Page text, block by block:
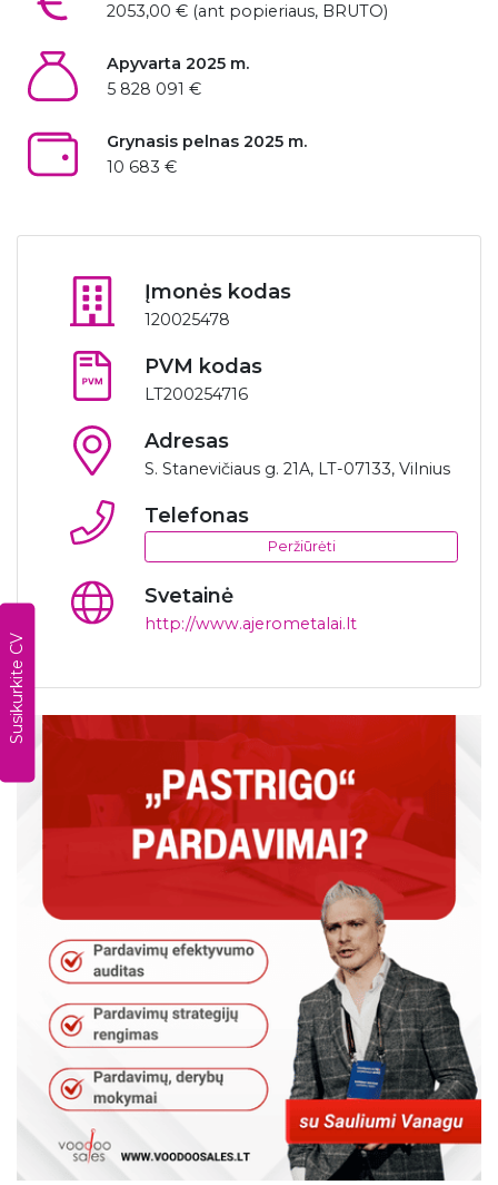
Susikurkite CV
2053,00 € (ant popieriaus, BRUTO)
Apyvarta 2025 m.
5 828 091 €
Grynasis pelnas 2025 m.
10 683 €
Įmonės kodas
120025478
PVM kodas
LT200254716
Adresas
S. Stanevičiaus g. 21A, LT-07133, Vilnius
Telefonas
Peržiūrėti
Svetainė
http://www.ajerometalai.lt